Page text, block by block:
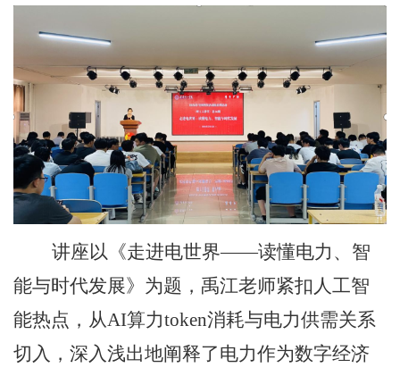
讲座以《走进电世界——读懂电力、智
能与时代发展》为题，禹江老师紧扣人工智
能热点，从AI算力token消耗与电力供需关系
切入，深入浅出地阐释了电力作为数字经济